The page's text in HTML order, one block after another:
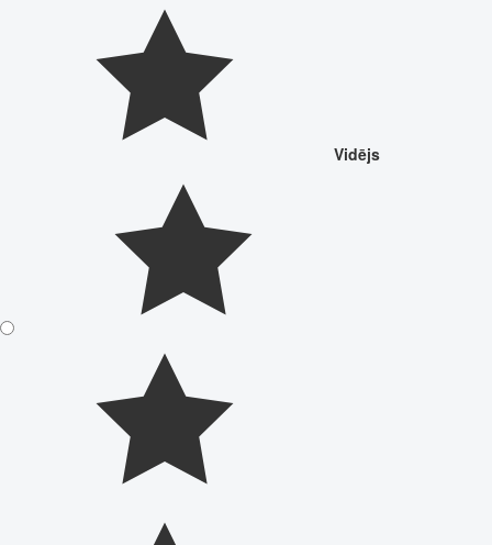
Vidējs